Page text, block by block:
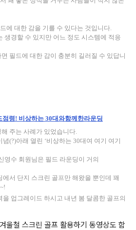
에 대한 감을 기를 수 있다는 것입니다
생경할 수 있지만 어느 정도 시스템에 적응
필드에 대한 감이 충분히 길러질 수 있답니
점령! 비상하는 30대와함께한라운딩
주는 사례가 있었습니다
(?)아래 열린 ‘비상하는 30대여 여기 여기
영수 회원님은 필드 라운딩이 거의
에서 단지 스크린 골프만 해왔을 뿐인데 꽤
을 업그레이드 하시고 내년 봄 달콤한 골프의
울철 스크린 골프 활용하기 동영상도 함